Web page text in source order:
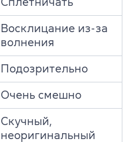
Восклицание из-за
волнения
Подозрительно
Очень смешно
Скучный,
неоригинальный